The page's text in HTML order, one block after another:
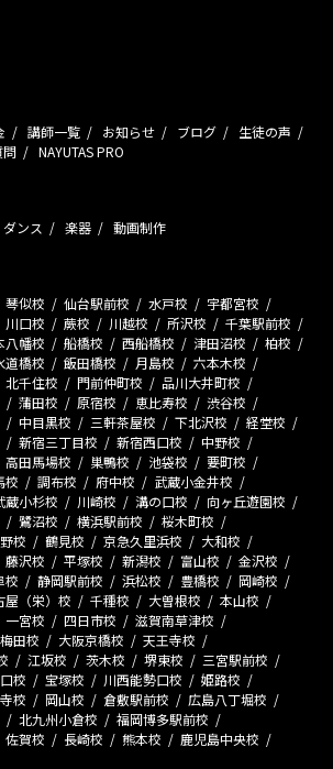
講師一覧 お知らせ ブログ
生徒の声
問 NAYUTAS PRO
ダンス 楽器 動画制作
琴似校 仙台駅前校 水戸校
宇都宮校
川口校 蕨校 川越校 所沢校
千葉駅前校
八幡校 船橋校 西船橋校 津田沼校
柏校
道橋校 飯田橋校 月島校
六本木校
北千住校 門前仲町校
品川大井町校
蒲田校 原宿校 恵比寿校
渋谷校
中目黒校 三軒茶屋校 下北沢校
経堂校
新宿三丁目校 新宿西口校
中野校
高田馬場校 巣鴨校 池袋校
要町校
校 調布校 府中校
武蔵小金井校
蔵小杉校 川崎校 溝の口校
向ヶ丘遊園校
鷺沼校 横浜駅前校
桜木町校
校 鶴見校 京急久里浜校
大和校
藤沢校 平塚校 新潟校 富山校
金沢校
校 静岡駅前校 浜松校 豊橋校
岡崎校
屋（栄）校 千種校 大曽根校
本山校
一宮校 四日市校
滋賀南草津校
梅田校 大阪京橋校
天王寺校
江坂校 茨木校 堺東校
三宮駅前校
校 宝塚校 川西能勢口校
姫路校
校 岡山校 倉敷駅前校
広島八丁堀校
北九州小倉校
福岡博多駅前校
佐賀校 長崎校 熊本校
鹿児島中央校